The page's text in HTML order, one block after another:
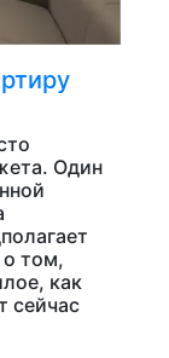
Один
о том,
как
сейчас